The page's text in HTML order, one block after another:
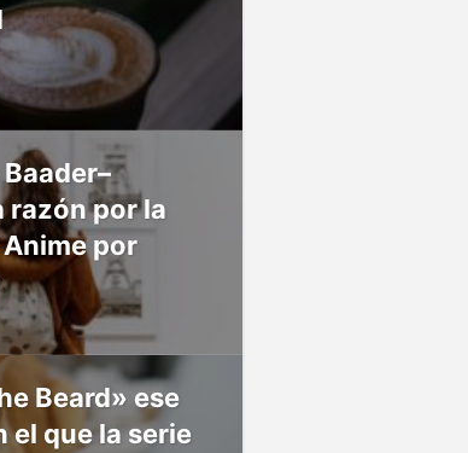
razón por la
por
Beard» ese
el que la serie